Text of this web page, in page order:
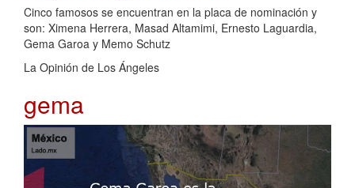
Cinco famosos se encuentran en la placa de nominación y
son: Ximena Herrera, Masad Altamimi, Ernesto Laguardia,
Gema Garoa y Memo Schutz
La Opinión de Los Ángeles
gema